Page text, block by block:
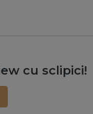
cu sclipici!